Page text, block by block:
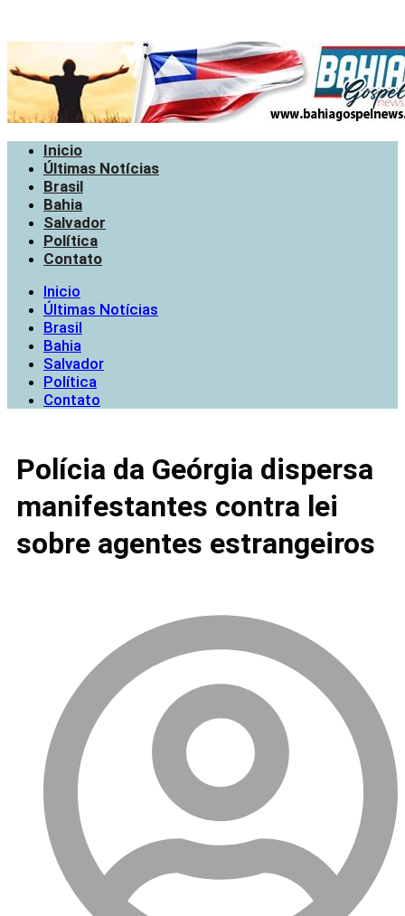
Inicio
Últimas Notícias
Brasil
Bahia
Salvador
Política
Contato
Inicio
Últimas Notícias
Brasil
Bahia
Salvador
Política
Contato
Polícia da Geórgia dispersa
manifestantes contra lei
sobre agentes estrangeiros